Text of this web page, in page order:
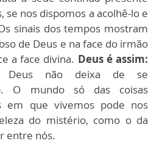
se nos dispomos a acolhê-lo e
sinais dos tempos mostram
de Deus e na face do irmão
a face divina. Deus é assim:
não deixa de se
O mundo só das coisas
em que vivemos pode nos
do mistério, como o da
entre nós.